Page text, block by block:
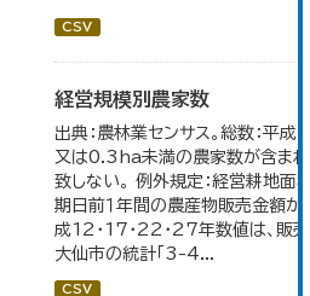
CSV
経営規模別農家数
出典：農林業センサス。総数：平成
又は0.3ha未満の農家数が含まれ
致しない。 例外規定：経営耕地面
期日前１年間の農産物販売金額が
成12・17・22・27年数値は、販売
大仙市の統計「3-4...
CSV